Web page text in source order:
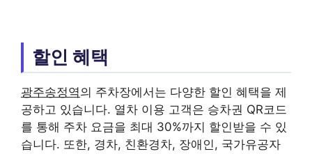
할인 혜택
광주송정역의 주차장에서는 다양한 할인 혜택을 제
공하고 있습니다. 열차 이용 고객은 승차권 QR코드
를 통해 주차 요금을 최대 30%까지 할인받을 수 있
습니다. 또한, 경차, 친환경차, 장애인, 국가유공자